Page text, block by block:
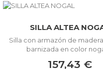
SILLA ALTEA
Silla con armazón de
barnizada en color
157,43 €